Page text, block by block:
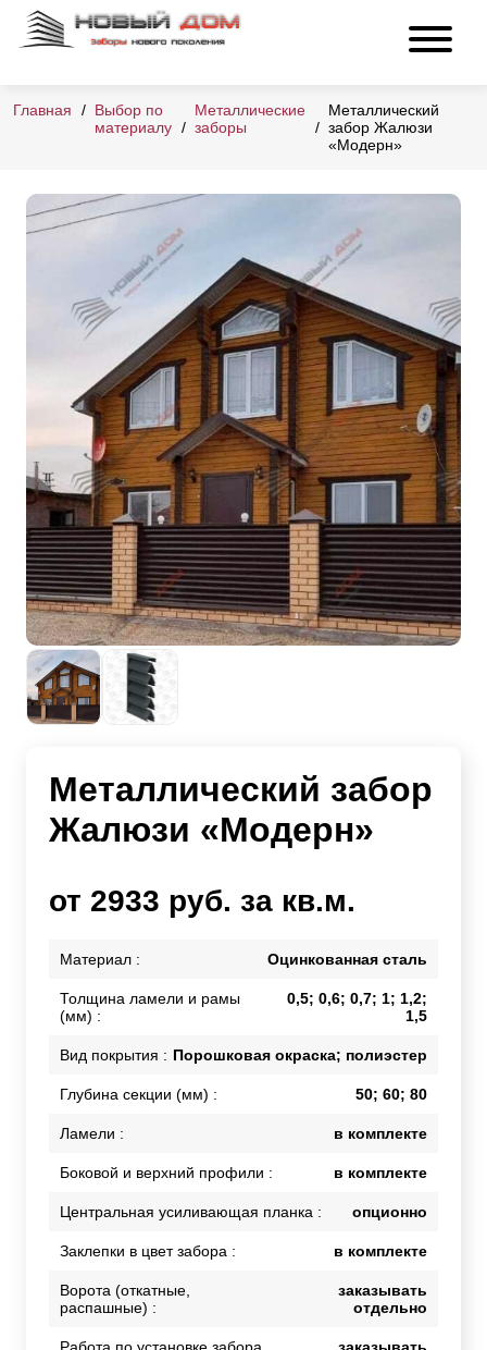
Главная
Выбор по
материалу
Металлические
заборы
Металлический
забор Жалюзи
«Модерн»
Металлический забор
Жалюзи «Модерн»
от 2933 руб. за кв.м.
Материал : Оцинкованная сталь
Толщина ламели и рамы
(мм) :
0,5; 0,6; 0,7; 1; 1,2;
1,5
Вид покрытия : Порошковая окраска; полиэстер
Глубина секции (мм) : 50; 60; 80
Ламели : в комплекте
Боковой и верхний профили : в комплекте
Центральная усиливающая планка : опционно
Заклепки в цвет забора : в комплекте
Ворота (откатные,
распашные) :
заказывать
отдельно